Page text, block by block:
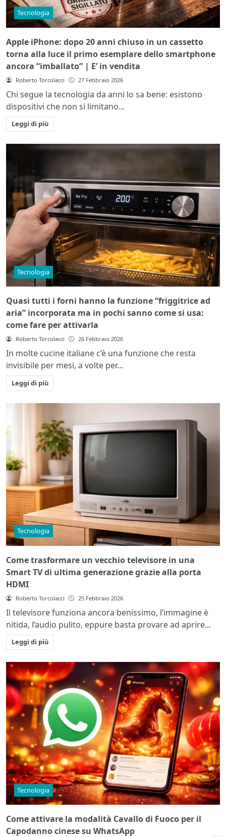
Tecnologia
Apple iPhone: dopo 20 anni chiuso in un cassetto
torna alla luce il primo esemplare dello smartphone
ancora “imballato” | E’ in vendita
Roberto Torcolacci 27 Febbraio 2026
Chi segue la tecnologia da anni lo sa bene: esistono
dispositivi che non si limitano...
Leggi di più
Tecnologia
Quasi tutti i forni hanno la funzione “friggitrice ad
aria” incorporata ma in pochi sanno come si usa:
come fare per attivarla
Roberto Torcolacci 26 Febbraio 2026
In molte cucine italiane c’è una funzione che resta
invisibile per mesi, a volte per...
Leggi di più
Tecnologia
Come trasformare un vecchio televisore in una
Smart TV di ultima generazione grazie alla porta
HDMI
Roberto Torcolacci 25 Febbraio 2026
Il televisore funziona ancora benissimo, l’immagine è
nitida, l’audio pulito, eppure basta provare ad aprire...
Leggi di più
Tecnologia
Come attivare la modalità Cavallo di Fuoco per il
Capodanno cinese su WhatsApp